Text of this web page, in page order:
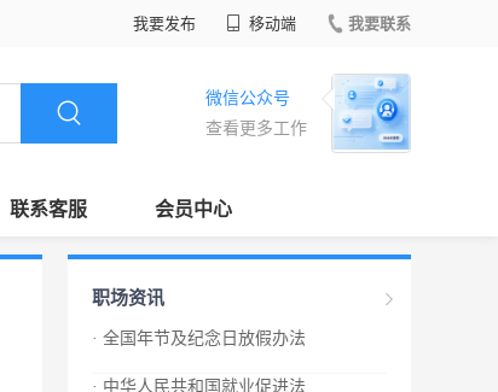
我要发布 移动端 我要联系
微信公众号
查看更多工作
联系客服 会员中心
职场资讯
· 全国年节及纪念日放假办法
· 中华人民共和国就业促进法